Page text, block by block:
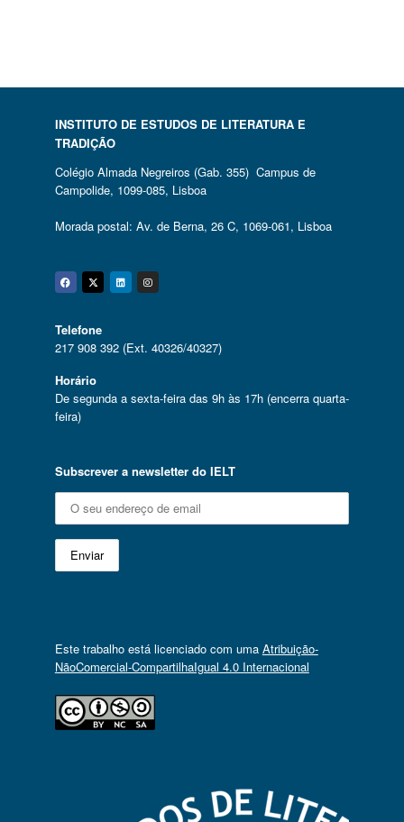
INSTITUTO DE ESTUDOS DE LITERATURA E
TRADIÇÃO
Colégio Almada Negreiros (Gab. 355) Campus de
Campolide, 1099-085, Lisboa
Morada postal: Av. de Berna, 26 C, 1069-061, Lisboa
Facebook
Twitter
Linkedin
Instagram
Telefone
217 908 392 (Ext. 40326/40327)
Horário
De segunda a sexta-feira das 9h às 17h (encerra quarta-
feira)
Subscrever a newsletter do IELT
Este trabalho está licenciado com uma Atribuição-
NãoComercial-CompartilhaIgual 4.0 Internacional